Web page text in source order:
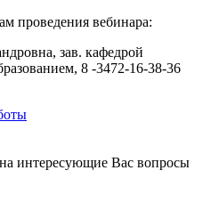
проведения вебинара:
зав. кафедрой
8 -3472-16-38-36
интересующие Вас вопросы